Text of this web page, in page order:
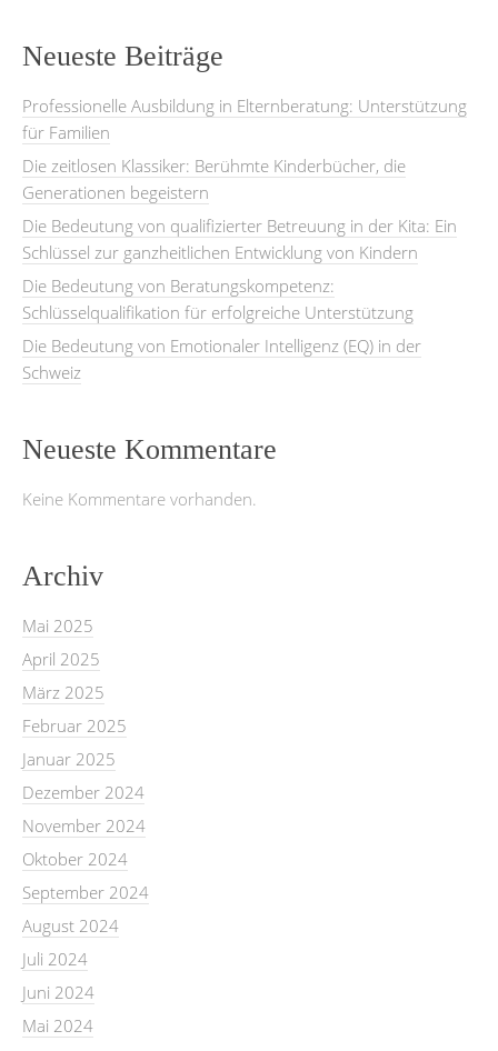
Neueste Beiträge
Professionelle Ausbildung in Elternberatung: Unterstützung
für Familien
Die zeitlosen Klassiker: Berühmte Kinderbücher, die
Generationen begeistern
Die Bedeutung von qualifizierter Betreuung in der Kita: Ein
Schlüssel zur ganzheitlichen Entwicklung von Kindern
Die Bedeutung von Beratungskompetenz:
Schlüsselqualifikation für erfolgreiche Unterstützung
Die Bedeutung von Emotionaler Intelligenz (EQ) in der
Schweiz
Neueste Kommentare
Keine Kommentare vorhanden.
Archiv
Mai 2025
April 2025
März 2025
Februar 2025
Januar 2025
Dezember 2024
November 2024
Oktober 2024
September 2024
August 2024
Juli 2024
Juni 2024
Mai 2024